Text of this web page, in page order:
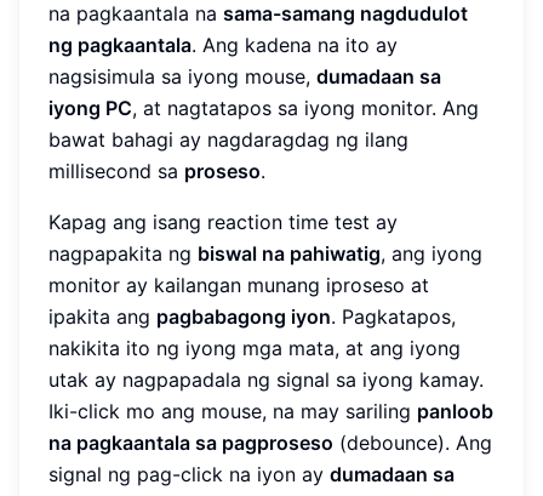
na pagkaantala na sama-samang nagdudulot
ng pagkaantala. Ang kadena na ito ay
nagsisimula sa iyong mouse, dumadaan sa
iyong PC, at nagtatapos sa iyong monitor. Ang
bawat bahagi ay nagdaragdag ng ilang
millisecond sa proseso.
Kapag ang isang reaction time test ay
nagpapakita ng biswal na pahiwatig, ang iyong
monitor ay kailangan munang iproseso at
ipakita ang pagbabagong iyon. Pagkatapos,
nakikita ito ng iyong mga mata, at ang iyong
utak ay nagpapadala ng signal sa iyong kamay.
Iki-click mo ang mouse, na may sariling panloob
na pagkaantala sa pagproseso (debounce). Ang
signal ng pag-click na iyon ay dumadaan sa